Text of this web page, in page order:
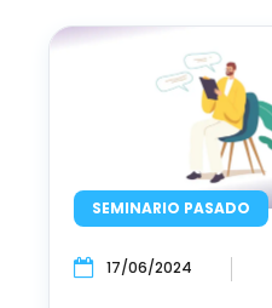
SEMINARIO PASADO
17/06/2024